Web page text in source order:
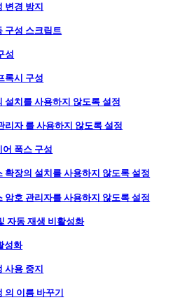
변경 방지
구성 스크립트
성
록시 구성
설치를 사용하지 않도록 설정
리자 를 사용하지 않도록 설정
어 폭스 구성
확장의 설치를 사용하지 않도록 설정
암호 관리자를 사용하지 않도록 설정
자동 재생 비활성화
성화
사용 중지
의 이름 바꾸기